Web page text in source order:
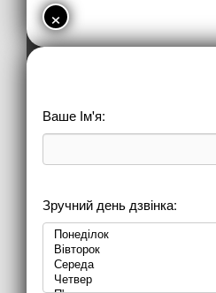
×
Ваше Ім'я:
Зручний день дзвінка: